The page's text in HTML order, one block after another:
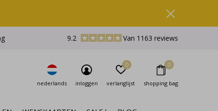
nederlands inloggen verlanglijst
0
shopping bag
0
9.2 Van 1163 reviews